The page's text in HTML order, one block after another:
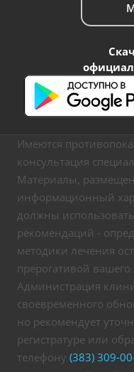
Имеются
консультация
Материалы,
информационный
должны
рекомендаций -
методики лечения
прерогативой
Администрация
своевременного
но рекомендует
регистратуре или
телефону (383) 309-